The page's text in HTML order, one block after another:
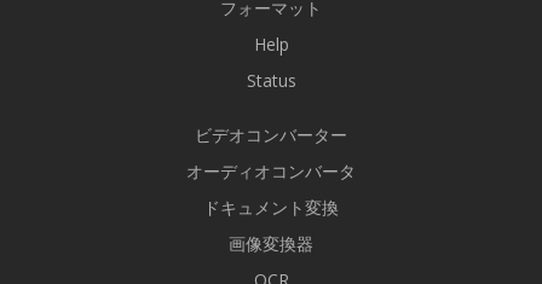
フォーマット
Help
Status
ビデオコンバーター
オーディオコンバータ
ドキュメント変換
画像変換器